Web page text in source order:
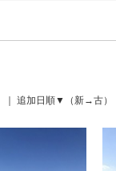
追加日順▼（新→古）